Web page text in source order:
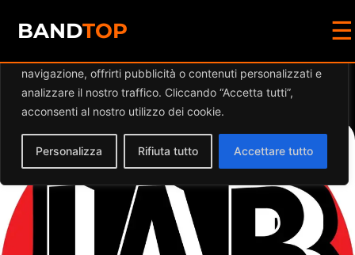
Diamo valore alla tua privacy
navigazione, offrirti pubblicità o contenuti personalizzati e
analizzare il nostro traffico. Cliccando “Accetta tutti”,
acconsenti al nostro utilizzo dei cookie.
Personalizza Rifiuta tutto Accettare tutto
BANDTOP ☰
Events at this location